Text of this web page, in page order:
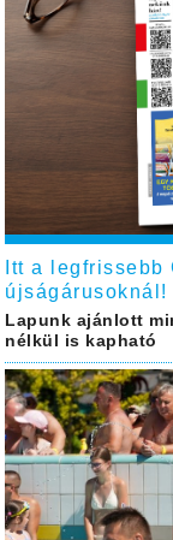
Itt a
újságárusoknál!
Lapunk ajánlott
nélkül is kapható